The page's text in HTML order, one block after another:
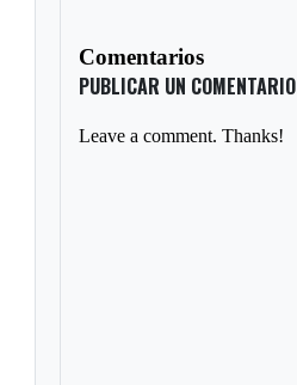
Comentarios
PUBLICAR UN COMENTARIO
Leave a comment. Thanks!